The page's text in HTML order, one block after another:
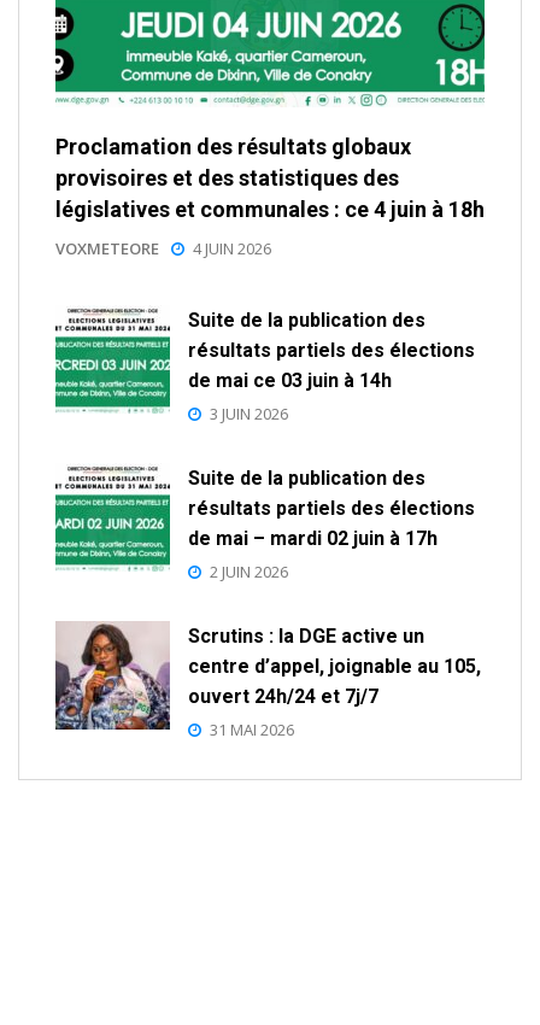
Proclamation des résultats globaux
provisoires et des statistiques des
législatives et communales : ce 4 juin à 18h
VOXMETEORE 4 JUIN 2026
Suite de la publication des
résultats partiels des élections
de mai ce 03 juin à 14h
3 JUIN 2026
Suite de la publication des
résultats partiels des élections
de mai – mardi 02 juin à 17h
2 JUIN 2026
Scrutins : la DGE active un
centre d’appel, joignable au 105,
ouvert 24h/24 et 7j/7
31 MAI 2026